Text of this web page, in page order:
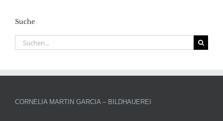
Suche
Suche
nach:
CORNELIA MARTIN GARCIA – BILDHAUEREI